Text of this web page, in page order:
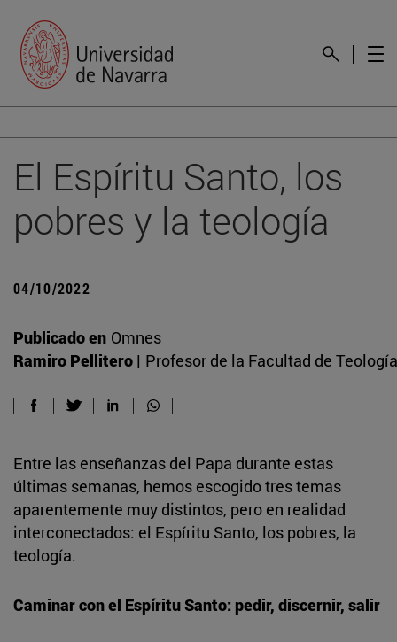
El Espíritu Santo, los
pobres y la teología
04/10/2022
Publicado en Omnes
Ramiro Pellitero | Profesor de la Facultad de Teología
Entre las enseñanzas del Papa durante estas
últimas semanas, hemos escogido tres temas
aparentemente muy distintos, pero en realidad
interconectados: el Espíritu Santo, los pobres, la
teología.
Caminar con el Espíritu Santo: pedir, discernir, salir